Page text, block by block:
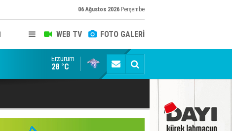
06 Ağustos 2026 Perşembe
WEB TV FOTO GALERİ
ADALET BAKANI AKIN GÜRLEK'E AÇIK İHBAR!
Erzurum
28 °C